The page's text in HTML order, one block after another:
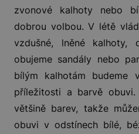
zvonové kalhoty nebo
dobrou volbou. V létě
vzdušné, lněné kalhoty,
obujeme sandály nebo
bílým kalhotám budeme
příležitosti a barvě
většině barev, takže
obuvi v odstínech bílé,